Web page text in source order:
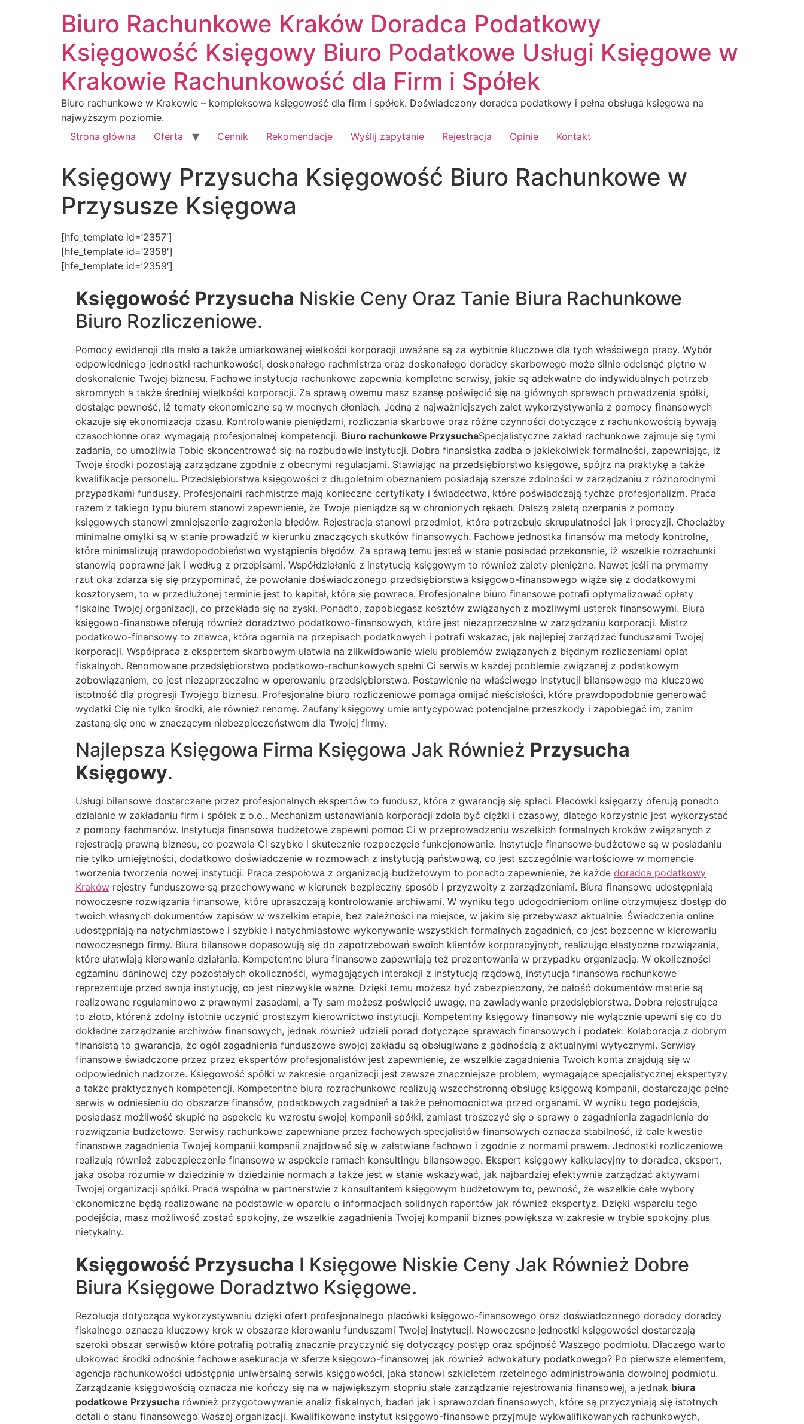
Biuro Rachunkowe Kraków Doradca Podatkowy
Księgowość Księgowy Biuro Podatkowe Usługi Księgowe w
Krakowie Rachunkowość dla Firm i Spółek
Biuro rachunkowe w Krakowie – kompleksowa księgowość dla firm i spółek. Doświadczony doradca podatkowy i pełna obsługa księgowa na
najwyższym poziomie.
Strona główna
Oferta Cennik Rekomendacje Wyślij zapytanie Rejestracja Opinie Kontakt
Księgowy Przysucha Księgowość Biuro Rachunkowe w
Przysusze Księgowa
[hfe_template id=’2357′]
[hfe_template id=’2358′]
[hfe_template id=’2359′]
Księgowość Przysucha Niskie Ceny Oraz Tanie Biura Rachunkowe
Biuro Rozliczeniowe.
Pomocy ewidencji dla mało a także umiarkowanej wielkości korporacji uważane są za wybitnie kluczowe dla tych właściwego pracy. Wybór
odpowiedniego jednostki rachunkowości, doskonałego rachmistrza oraz doskonałego doradcy skarbowego może silnie odcisnąć piętno w
doskonalenie Twojej biznesu. Fachowe instytucja rachunkowe zapewnia kompletne serwisy, jakie są adekwatne do indywidualnych potrzeb
skromnych a także średniej wielkości korporacji. Za sprawą owemu masz szansę poświęcić się na głównych sprawach prowadzenia spółki,
dostając pewność, iż tematy ekonomiczne są w mocnych dłoniach. Jedną z najważniejszych zalet wykorzystywania z pomocy finansowych
okazuje się ekonomizacja czasu. Kontrolowanie pieniędzmi, rozliczania skarbowe oraz różne czynności dotyczące z rachunkowością bywają
czasochłonne oraz wymagają profesjonalnej kompetencji. Biuro rachunkowe PrzysuchaSpecjalistyczne zakład rachunkowe zajmuje się tymi
zadania, co umożliwia Tobie skoncentrować się na rozbudowie instytucji. Dobra finansistka zadba o jakiekolwiek formalności, zapewniając, iż
Twoje środki pozostają zarządzane zgodnie z obecnymi regulacjami. Stawiając na przedsiębiorstwo księgowe, spójrz na praktykę a także
kwalifikacje personelu. Przedsiębiorstwa księgowości z długoletnim obeznaniem posiadają szersze zdolności w zarządzaniu z różnorodnymi
przypadkami funduszy. Profesjonalni rachmistrze mają konieczne certyfikaty i świadectwa, które poświadczają tychże profesjonalizm. Praca
razem z takiego typu biurem stanowi zapewnienie, że Twoje pieniądze są w chronionych rękach. Dalszą zaletą czerpania z pomocy
księgowych stanowi zmniejszenie zagrożenia błędów. Rejestracja stanowi przedmiot, która potrzebuje skrupulatności jak i precyzji. Chociażby
minimalne omyłki są w stanie prowadzić w kierunku znaczących skutków finansowych. Fachowe jednostka finansów ma metody kontrolne,
które minimalizują prawdopodobieństwo wystąpienia błędów. Za sprawą temu jesteś w stanie posiadać przekonanie, iż wszelkie rozrachunki
stanowią poprawne jak i według z przepisami. Współdziałanie z instytucją księgowym to również zalety pieniężne. Nawet jeśli na prymarny
rzut oka zdarza się się przypominać, że powołanie doświadczonego przedsiębiorstwa księgowo-finansowego wiąże się z dodatkowymi
kosztorysem, to w przedłużonej terminie jest to kapitał, która się powraca. Profesjonalne biuro finansowe potrafi optymalizować opłaty
fiskalne Twojej organizacji, co przekłada się na zyski. Ponadto, zapobiegasz kosztów związanych z możliwymi usterek finansowymi. Biura
księgowo-finansowe oferują również doradztwo podatkowo-finansowych, które jest niezaprzeczalne w zarządzaniu korporacji. Mistrz
podatkowo-finansowy to znawca, która ogarnia na przepisach podatkowych i potrafi wskazać, jak najlepiej zarządzać funduszami Twojej
korporacji. Współpraca z ekspertem skarbowym ułatwia na zlikwidowanie wielu problemów związanych z błędnym rozliczeniami opłat
fiskalnych. Renomowane przedsiębiorstwo podatkowo-rachunkowych spełni Ci serwis w każdej problemie związanej z podatkowym
zobowiązaniem, co jest niezaprzeczalne w operowaniu przedsiębiorstwa. Postawienie na właściwego instytucji bilansowego ma kluczowe
istotność dla progresji Twojego biznesu. Profesjonalne biuro rozliczeniowe pomaga omijać nieścisłości, które prawdopodobnie generować
wydatki Cię nie tylko środki, ale również renomę. Zaufany księgowy umie antycypować potencjalne przeszkody i zapobiegać im, zanim
zastaną się one w znaczącym niebezpieczeństwem dla Twojej firmy.
Najlepsza Księgowa Firma Księgowa Jak Również Przysucha
Księgowy.
Usługi bilansowe dostarczane przez profesjonalnych ekspertów to fundusz, która z gwarancją się spłaci. Placówki księgarzy oferują ponadto
działanie w zakładaniu firm i spółek z o.o.. Mechanizm ustanawiania korporacji zdoła być ciężki i czasowy, dlatego korzystnie jest wykorzystać
z pomocy fachmanów. Instytucja finansowa budżetowe zapewni pomoc Ci w przeprowadzeniu wszelkich formalnych kroków związanych z
rejestracją prawną biznesu, co pozwala Ci szybko i skutecznie rozpoczęcie funkcjonowanie. Instytucje finansowe budżetowe są w posiadaniu
nie tylko umiejętności, dodatkowo doświadczenie w rozmowach z instytucją państwową, co jest szczególnie wartościowe w momencie
tworzenia tworzenia nowej instytucji. Praca zespołowa z organizacją budżetowym to ponadto zapewnienie, że każde doradca podatkowy
Kraków rejestry funduszowe są przechowywane w kierunek bezpieczny sposób i przyzwoity z zarządzeniami. Biura finansowe udostępniają
nowoczesne rozwiązania finansowe, które upraszczają kontrolowanie archiwami. W wyniku tego udogodnieniom online otrzymujesz dostęp do
twoich własnych dokumentów zapisów w wszelkim etapie, bez zależności na miejsce, w jakim się przebywasz aktualnie. Świadczenia online
udostępniają na natychmiastowe i szybkie i natychmiastowe wykonywanie wszystkich formalnych zagadnień, co jest bezcenne w kierowaniu
nowoczesnego firmy. Biura bilansowe dopasowują się do zapotrzebowań swoich klientów korporacyjnych, realizując elastyczne rozwiązania,
które ułatwiają kierowanie działania. Kompetentne biura finansowe zapewniają też prezentowania w przypadku organizacją. W okoliczności
egzaminu daninowej czy pozostałych okoliczności, wymagających interakcji z instytucją rządową, instytucja finansowa rachunkowe
reprezentuje przed swoja instytucję, co jest niezwykle ważne. Dzięki temu możesz być zabezpieczony, że całość dokumentów materie są
realizowane regulaminowo z prawnymi zasadami, a Ty sam możesz poświęcić uwagę, na zawiadywanie przedsiębiorstwa. Dobra rejestrująca
to złoto, którenż zdolny istotnie uczynić prostszym kierownictwo instytucji. Kompetentny księgowy finansowy nie wyłącznie upewni się co do
dokładne zarządzanie archiwów finansowych, jednak również udzieli porad dotyczące sprawach finansowych i podatek. Kolaboracja z dobrym
finansistą to gwarancja, że ogół zagadnienia funduszowe swojej zakładu są obsługiwane z godnością z aktualnymi wytycznymi. Serwisy
finansowe świadczone przez przez ekspertów profesjonalistów jest zapewnienie, że wszelkie zagadnienia Twoich konta znajdują się w
odpowiednich nadzorze. Księgowość spółki w zakresie organizacji jest zawsze znaczniejsze problem, wymagające specjalistycznej ekspertyzy
a także praktycznych kompetencji. Kompetentne biura rozrachunkowe realizują wszechstronną obsługę księgową kompanii, dostarczając pełne
serwis w odniesieniu do obszarze finansów, podatkowych zagadnień a także pełnomocnictwa przed organami. W wyniku tego podejścia,
posiadasz możliwość skupić na aspekcie ku wzrostu swojej kompanii spółki, zamiast troszczyć się o sprawy o zagadnienia zagadnienia do
rozwiązania budżetowe. Serwisy rachunkowe zapewniane przez fachowych specjalistów finansowych oznacza stabilność, iż całe kwestie
finansowe zagadnienia Twojej kompanii kompanii znajdować się w załatwiane fachowo i zgodnie z normami prawem. Jednostki rozliczeniowe
realizują również zabezpieczenie finansowe w aspekcie ramach konsultingu bilansowego. Ekspert księgowy kalkulacyjny to doradca, ekspert,
jaka osoba rozumie w dziedzinie w dziedzinie normach a także jest w stanie wskazywać, jak najbardziej efektywnie zarządzać aktywami
Twojej organizacji spółki. Praca wspólna w partnerstwie z konsultantem księgowym budżetowym to, pewność, że wszelkie całe wybory
ekonomiczne będą realizowane na podstawie w oparciu o informacjach solidnych raportów jak również ekspertyz. Dzięki wsparciu tego
podejścia, masz możliwość zostać spokojny, że wszelkie zagadnienia Twojej kompanii biznes powiększa w zakresie w trybie spokojny plus
nietykalny.
Księgowość Przysucha I Księgowe Niskie Ceny Jak Również Dobre
Biura Księgowe Doradztwo Księgowe.
Rezolucja dotycząca wykorzystywaniu dzięki ofert profesjonalnego placówki księgowo-finansowego oraz doświadczonego doradcy doradcy
fiskalnego oznacza kluczowy krok w obszarze kierowaniu funduszami Twojej instytucji. Nowoczesne jednostki księgowości dostarczają
szeroki obszar serwisów które potrafią potrafią znacznie przyczynić się dotyczący postęp oraz spójność Waszego podmiotu. Dlaczego warto
ulokować środki odnośnie fachowe asekuracja w sferze księgowo-finansowej jak również adwokatury podatkowego? Po pierwsze elementem,
agencja rachunkowości udostępnia uniwersalną serwis księgowości, jaka stanowi szkieletem rzetelnego administrowania dowolnej podmiotu.
Zarządzanie księgowością oznacza nie kończy się na w największym stopniu stałe zarządzanie rejestrowania finansowej, a jednak biura
podatkowe Przysucha również przygotowywanie analiz fiskalnych, badań jak i sprawozdań finansowych, które są przyczyniają się istotnych
detali o stanu finansowego Waszej organizacji. Kwalifikowane instytut księgowo-finansowe przyjmuje wykwalifikowanych rachunkowych,